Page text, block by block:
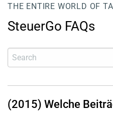
THE ENTIRE WORLD OF
SteuerGo FAQs
(2015) Welche